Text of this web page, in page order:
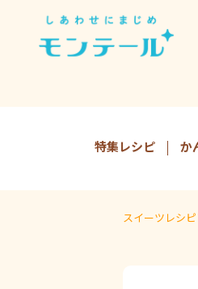
特集レシピ か
スイーツレシ